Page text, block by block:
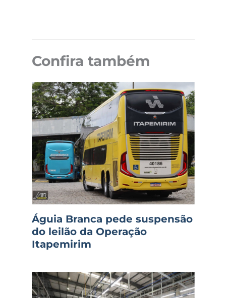
Confira também
Águia Branca pede suspensão
do leilão da Operação
Itapemirim